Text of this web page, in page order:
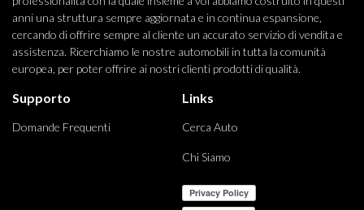
anni una struttura sempre aggiornata e in continua espansione,
cercando di offrire sempre al cliente un accurato servizio di vendita e
assistenza. Ricerchiamo le nostre automobili in tutta la comunità
europea, per poter offrire ai nostri clienti prodotti di qualità.
Supporto
Domande Frequenti
Links
Cerca Auto
Chi Siamo